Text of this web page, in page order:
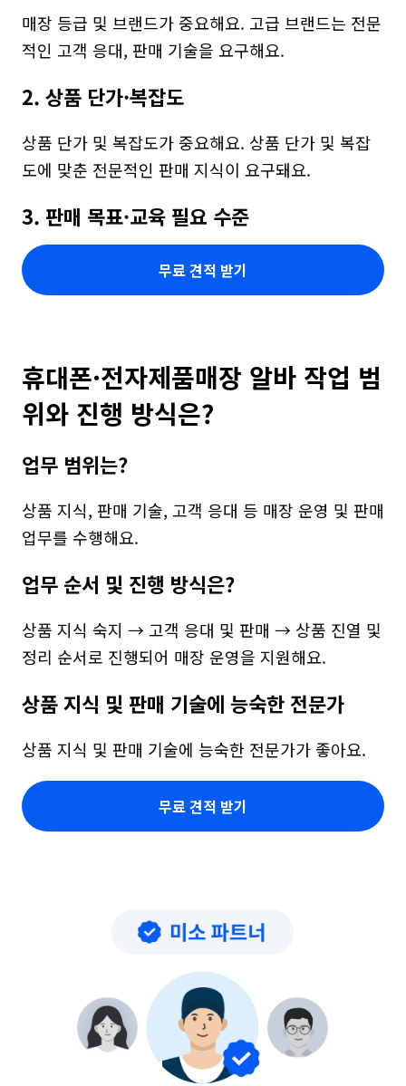
매장 등급 및 브랜드가 중요해요. 고급 브랜드는 전문
적인 고객 응대, 판매 기술을 요구해요.
2. 상품 단가·복잡도
상품 단가 및 복잡도가 중요해요. 상품 단가 및 복잡
도에 맞춘 전문적인 판매 지식이 요구돼요.
3. 판매 목표·교육 필요 수준
무료 견적 받기
휴대폰·전자제품매장 알바 작업 범
위와 진행 방식은?
업무 범위는?
상품 지식, 판매 기술, 고객 응대 등 매장 운영 및 판매
업무를 수행해요.
업무 순서 및 진행 방식은?
상품 지식 숙지 → 고객 응대 및 판매 → 상품 진열 및
정리 순서로 진행되어 매장 운영을 지원해요.
상품 지식 및 판매 기술에 능숙한 전문가
상품 지식 및 판매 기술에 능숙한 전문가가 좋아요.
무료 견적 받기